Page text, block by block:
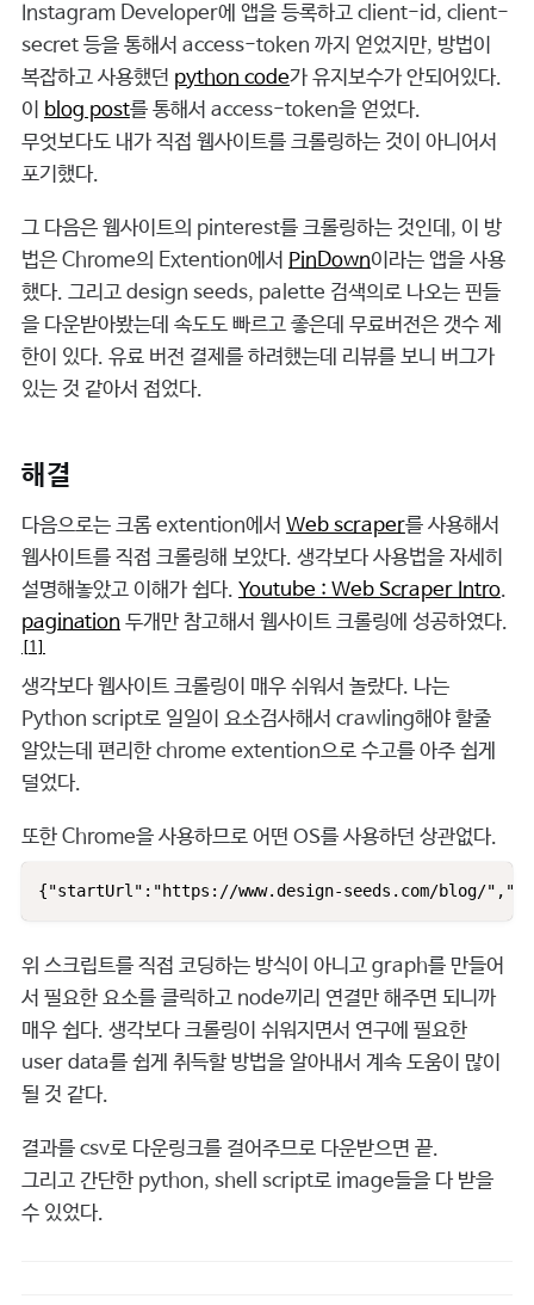
Instagram Developer에 앱을 등록하고 client-id, client-
secret 등을 통해서 access-token 까지 얻었지만, 방법이
복잡하고 사용했던 python code가 유지보수가 안되어있다.
이 blog post를 통해서 access-token을 얻었다.
무엇보다도 내가 직접 웹사이트를 크롤링하는 것이 아니어서
포기했다.
그 다음은 웹사이트의 pinterest를 크롤링하는 것인데, 이 방
법은 Chrome의 Extention에서 PinDown이라는 앱을 사용
했다. 그리고 design seeds, palette 검색의로 나오는 핀들
을 다운받아봤는데 속도도 빠르고 좋은데 무료버전은 갯수 제
한이 있다. 유료 버전 결제를 하려했는데 리뷰를 보니 버그가
있는 것 같아서 접었다.
해결
다음으로는 크롬 extention에서 Web scraper를 사용해서
웹사이트를 직접 크롤링해 보았다. 생각보다 사용법을 자세히
설명해놓았고 이해가 쉽다. Youtube : Web Scraper Intro.
pagination 두개만 참고해서 웹사이트 크롤링에 성공하였다.
[1]
생각보다 웹사이트 크롤링이 매우 쉬워서 놀랐다. 나는
Python script로 일일이 요소검사해서 crawling해야 할줄
알았는데 편리한 chrome extention으로 수고를 아주 쉽게
덜었다.
또한 Chrome을 사용하므로 어떤 OS를 사용하던 상관없다.
위 스크립트를 직접 코딩하는 방식이 아니고 graph를 만들어
서 필요한 요소를 클릭하고 node끼리 연결만 해주면 되니까
매우 쉽다. 생각보다 크롤링이 쉬워지면서 연구에 필요한
user data를 쉽게 취득할 방법을 알아내서 계속 도움이 많이
될 것 같다.
결과를 csv로 다운링크를 걸어주므로 다운받으면 끝.
그리고 간단한 python, shell script로 image들을 다 받을
수 있었다.